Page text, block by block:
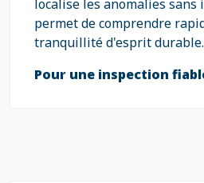
localise les anomalies
permet de comprendre
tranquillité d'esprit durable.
Pour une inspection